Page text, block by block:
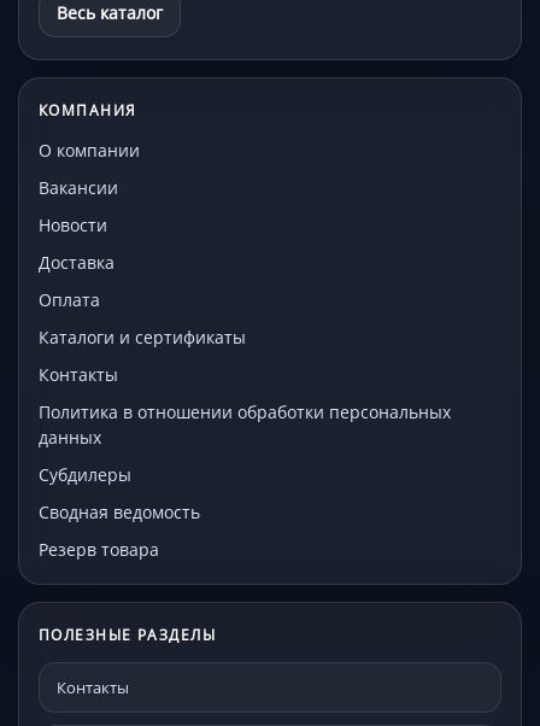
Весь каталог
КОМПАНИЯ
О компании
Вакансии
Новости
Доставка
Оплата
Каталоги и сертификаты
Контакты
Политика в отношении обработки персональных
данных
Субдилеры
Сводная ведомость
Резерв товара
ПОЛЕЗНЫЕ РАЗДЕЛЫ
Контакты